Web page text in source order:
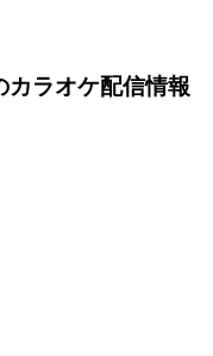
カラオケ配信情報